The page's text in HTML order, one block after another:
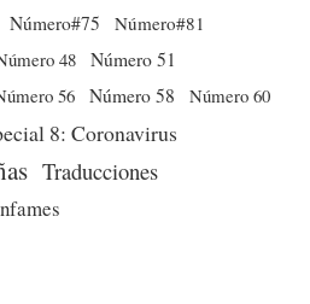
Número#75
Número#81
48 Número 51
56 Número 58
Número 60
8: Coronavirus
Traducciones